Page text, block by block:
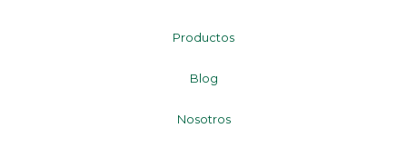
Productos
Blog
Nosotros